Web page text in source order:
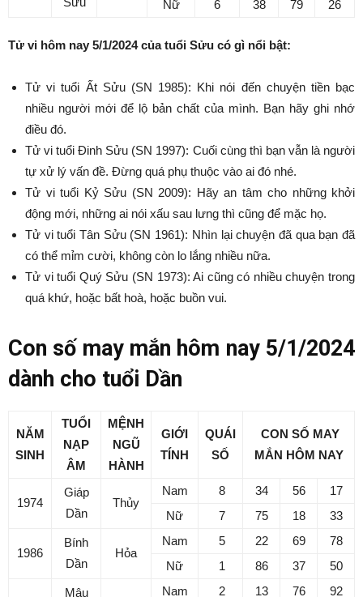
Nữ
6 38 79 26
Tử vi hôm nay 5/1/2024 của tuổi Sửu có gì nổi bật:
Tử vi tuổi Ất Sửu (SN 1985): Khi nói đến chuyện tiền bạc
nhiều người mới để lộ bản chất của mình. Bạn hãy ghi nhớ
điều đó.
Tử vi tuổi Đinh Sửu (SN 1997): Cuối cùng thì bạn vẫn là người
tự xử lý vấn đề. Đừng quá phụ thuộc vào ai đó nhé.
Tử vi tuổi Kỷ Sửu (SN 2009): Hãy an tâm cho những khởi
động mới, những ai nói xấu sau lưng thì cũng để mặc họ.
Tử vi tuổi Tân Sửu (SN 1961): Nhìn lại chuyện đã qua bạn đã
có thể mỉm cười, không còn lo lắng nhiều nữa.
Tử vi tuổi Quý Sửu (SN 1973): Ai cũng có nhiều chuyện trong
quá khứ, hoặc bất hoà, hoặc buồn vui.
Con số may mắn hôm nay 5/1/2024
dành cho tuổi Dần
NĂM
SINH
TUỔI
NẠP
ÂM
MỆNH
NGŨ
HÀNH
GIỚI
TÍNH
QUÁI
SỐ
CON SỐ MAY
MẮN HÔM NAY
1974
Giáp
Dần
Thủy
Nam 8 34 56
17
Nữ
7 75 18 33
1986
Bính
Dần
Hỏa
Nam 5 22 69
78
Nữ
1 86 37 50
Mậu Nam 2 13 76 92